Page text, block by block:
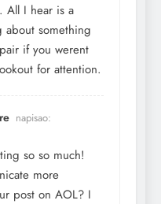
All I hear is a
something
if you werent
for attention.
napisao:
so so much!
more
post on AOL? I